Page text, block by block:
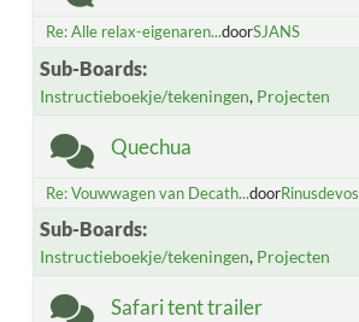
Re: Alle relax-eigenaren...doorSJANS
Sub-Boards
Instructieboekje/tekeningen Projecten
Quechua
Re: Vouwwagen van Decath...doorRinusdevos
Sub-Boards
Instructieboekje/tekeningen Projecten
Safari tent trailer